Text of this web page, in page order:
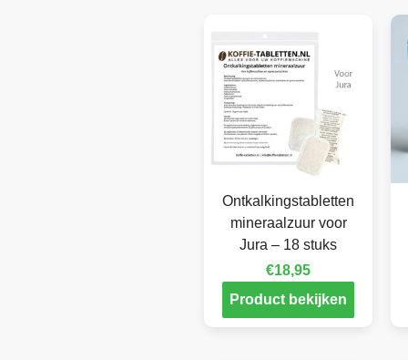
Ontkalkingstabletten
mineraalzuur voor
Jura – 18 stuks
€18,95
Product bekijken